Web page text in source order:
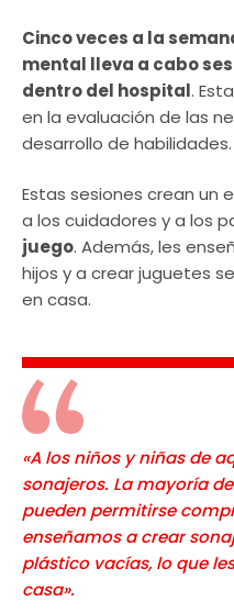
Cinco veces a la
mental lleva a cabo
dentro del hospital.
en la evaluación de las
desarrollo de habilidades.
Estas sesiones crean un
a los cuidadores y a los
juego. Además, les
hijos y a crear juguetes
en casa.
«A los niños y niñas de
sonajeros. La mayoría
pueden permitirse
enseñamos a crear
plástico vacías, lo que
casa».